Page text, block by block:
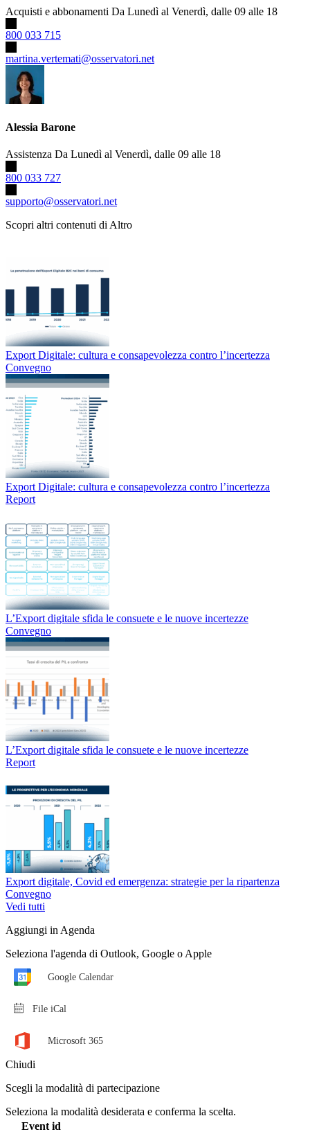
Acquisti e abbonamenti Da Lunedì al Venerdì, dalle 09 alle 18
800 033 715
martina.vertemati@osservatori.net
Alessia Barone
Assistenza Da Lunedì al Venerdì, dalle 09 alle 18
800 033 727
supporto@osservatori.net
Scopri altri contenuti di Altro
Export Digitale: cultura e consapevolezza contro l’incertezza
Convegno
Export Digitale: cultura e consapevolezza contro l’incertezza
Report
L’Export digitale sfida le consuete e le nuove incertezze
Convegno
L’Export digitale sfida le consuete e le nuove incertezze
Report
Export digitale, Covid ed emergenza: strategie per la ripartenza
Convegno
Vedi tutti
Aggiungi in Agenda
Seleziona l'agenda di Outlook, Google o Apple
Chiudi
Scegli la modalità di partecipazione
Seleziona la modalità desiderata e conferma la scelta.
Event id